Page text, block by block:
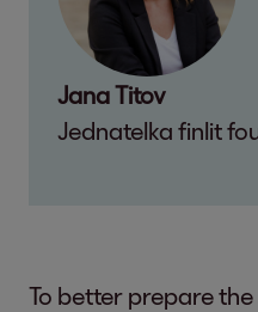
Jana Titov
Jednatelka finlit
To better prepare